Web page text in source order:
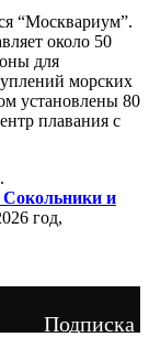
“Москвариум”.
около 50
для
морских
установлены 80
плавания с
и
год,
Подписка